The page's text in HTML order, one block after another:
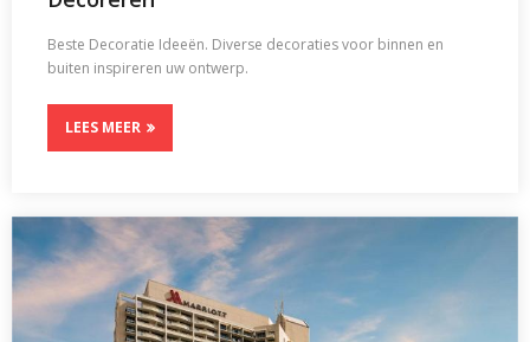
Beste Decoratie Ideeën. Diverse decoraties voor binnen en
buiten inspireren uw ontwerp.
LEES MEER